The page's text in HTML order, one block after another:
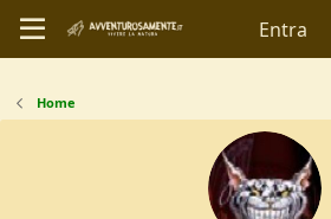
Entra
Home